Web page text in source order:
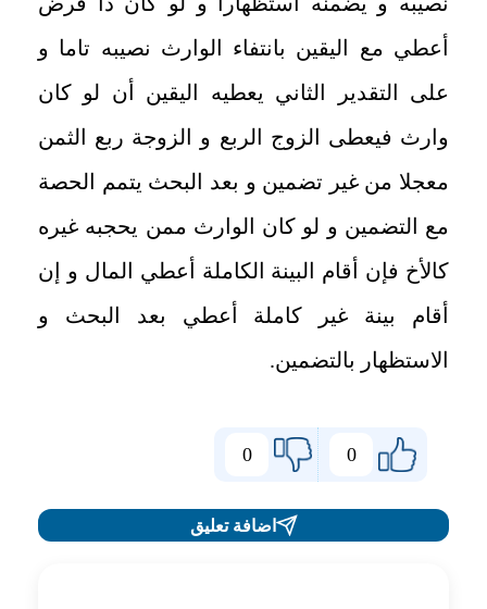
أعطي مع اليقين بانتفاء الوارث نصيبه تاما و
على التقدير الثاني يعطيه اليقين أن لو كان
وارث فيعطى الزوج الربع و الزوجة ربع الثمن
معجلا من غير تضمين و بعد البحث يتمم الحصة
مع التضمين و لو كان الوارث ممن يحجبه غيره
كالأخ فإن أقام البينة الكاملة أعطي المال و إن
أقام بينة غير كاملة أعطي بعد البحث و
الاستظهار بالتضمين.
0
0
اضافة تعليق